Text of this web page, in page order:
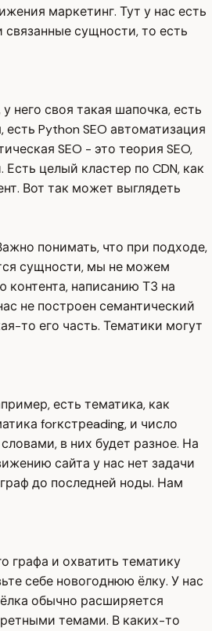
маркетинг. Тут у нас есть
связанные сущности, то есть
у него своя такая шапочка, есть
Python SEO автоматизация
SEO - это теория SEO,
Есть целый кластер по CDN, как
Вот так может выглядеть
понимать, что при подходе,
сущности, мы не можем
контента, написанию ТЗ на
не построен семантический
то его часть. Тематики могут
есть тематика, как
forкстреading, и число
в них будет разное. На
сайта у нас нет задачи
до последней ноды. Нам
графа и охватить тематику
себе новогоднюю ёлку. У нас
обычно расширяется
темами. В каких-то